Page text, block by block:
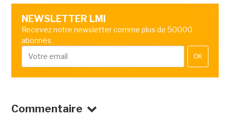
NEWSLETTER LMI
Recevez notre newsletter comme plus de 50000
abonnés
OK
Commentaire